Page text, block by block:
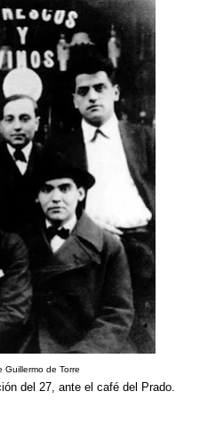
Guillermo de Torre
del 27, ante el café del Prado.